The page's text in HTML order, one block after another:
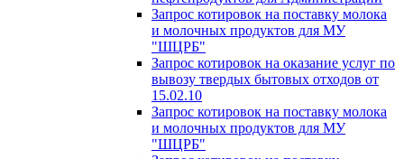
Запрос котировок на поставку молока
и молочных продуктов для МУ
"ШЦРБ"
Запрос котировок на оказание услуг по
вывозу твердых бытовых отходов от
15.02.10
Запрос котировок на поставку молока
и молочных продуктов для МУ
"ШЦРБ"